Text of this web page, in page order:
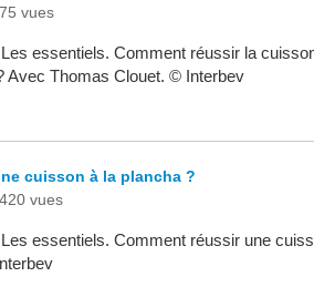
75 vues
essentiels. Comment réussir la
Avec Thomas Clouet. © Interbev
cuisson à la plancha ?
420 vues
essentiels. Comment réussir une